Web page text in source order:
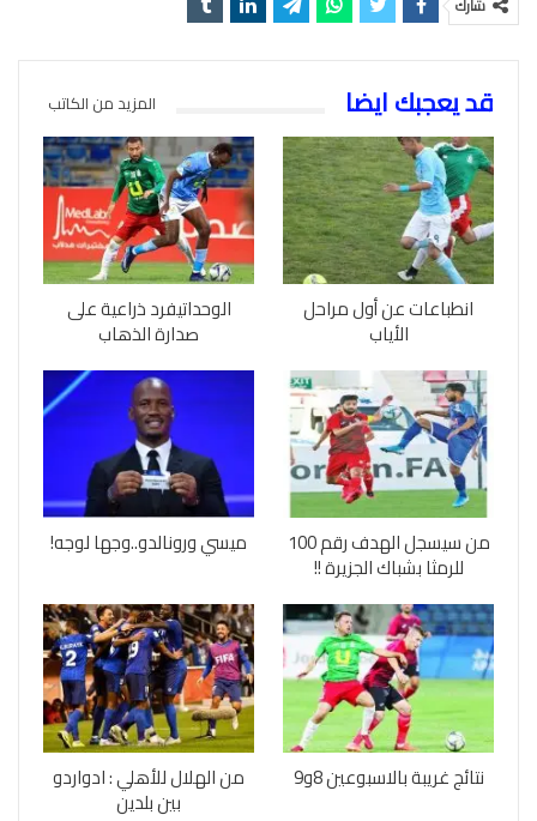
قد يعجبك ايضا المزيد من الكاتب
انطباعات عن أول مراحل
الأياب
الوحداتيفرد ذراعية على
صدارة الذهاب
من سيسجل الهدف رقم 100
للرمثا بشباك الجزيرة !!
ميسي ورونالدو..وجها لوجه!
نتائج غريبة بالاسبوعين 8و9 من الهلال للأهلي : ادواردو
بين بلدين